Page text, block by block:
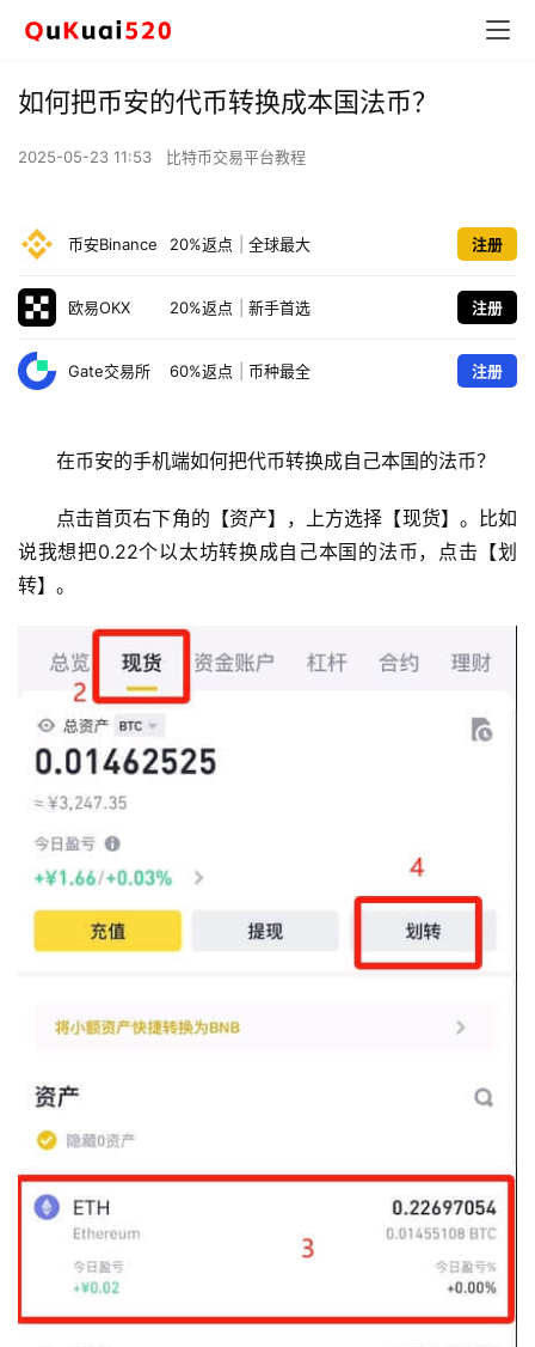
如何把币安的代币转换成本国法币？
2025-05-23 11:53 比特币交易平台教程
币安Binance 20%返点 全球最大 注册
欧易OKX 20%返点 新手首选 注册
Gate交易所 60%返点 币种最全 注册
在币安的手机端如何把代币转换成自己本国的法币？
点击首页右下角的【资产】，上方选择【现货】。比如
说我想把0.22个以太坊转换成自己本国的法币，点击【划
转】。